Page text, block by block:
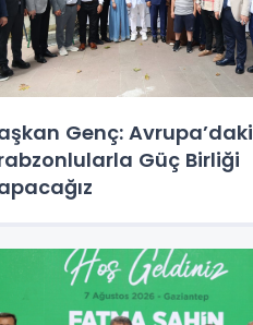
Genç: Avrupa’daki
Güç Birliği